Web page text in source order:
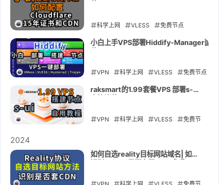
2025-02-15
加速
科学上网 VLESS 免费节点
Cloudflare 免费vps VMess
tls
2025-02-12
小白上手VPS部署Hiddify-Manager面板
自用教程
VPN 科学上网 VLESS 免费节点
免费vps VMess Reality Hysteria2
2025-01-22
raksmart的1.99套餐VPS 部署s-ui
教程
VPN 科学上网 VLESS 免费节
Reality Hysteria2 raksmart
2025-01-11
2024
如何自选reality目标网站域名| 如何
域名